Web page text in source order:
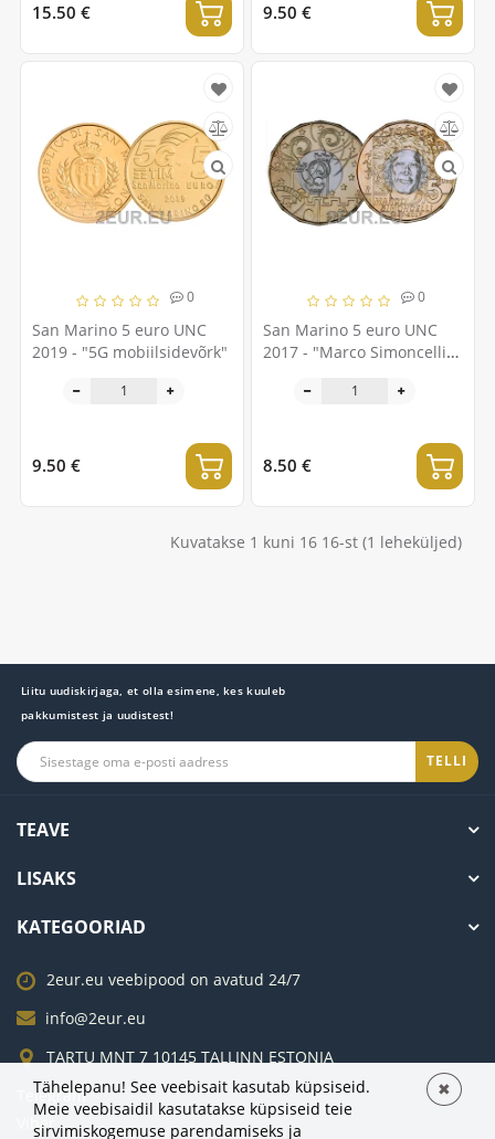
15.50 € 9.50 €
0
San Marino 5 euro UNC
2019 - "5G mobiilsidevõrk"
9.50 €
0
San Marino 5 euro UNC
2017 - "Marco Simoncelli
8.50 €
Kuvatakse 1 kuni 16 16-st (1 leheküljed)
Liitu uudiskirjaga, et olla esimene, kes kuuleb
pakkumistest ja uudistest!
TELLI
TEAVE
LISAKS
KATEGOORIAD
2eur.eu veebipood on avatud 24/7
info@2eur.eu
TARTU MNT 7 10145 TALLINN ESTONIA
Telegram
Viber
Tähelepanu! See veebisait kasutab küpsiseid.
Meie veebisaidil kasutatakse küpsiseid teie
sirvimiskogemuse parendamiseks ja
✖